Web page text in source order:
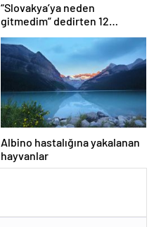
“Slovakya’ya neden
gitmedim” dedirten 12
fotoğraf
Albino hastalığına yakalanan
hayvanlar